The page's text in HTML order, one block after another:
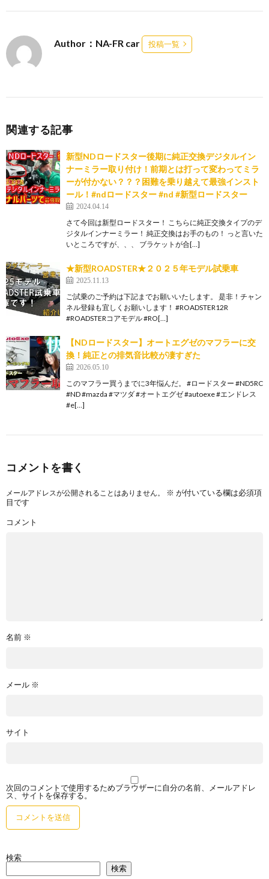
Author：NA-FR car 投稿一覧
関連する記事
新型NDロードスター後期に純正交換デジタルイン
ナーミラー取り付け！前期とは打って変わってミラ
ーが付かない？？？困難を乗り越えて最強インスト
ール！#ndロードスター #nd #新型ロードスター
2024.04.14
さて今回は新型ロードスター！ こちらに純正交換タイプのデ
ジタルインナーミラー！ 純正交換はお手のもの！ っと言いた
いところですが、、、 ブラケットが合[…]
★新型ROADSTER★２０２５年モデル試乗車
2025.11.13
ご試乗のご予約は下記までお願いいたします。 是非！チャン
ネル登録も宜しくお願いします！ #ROADSTER12R
#ROADSTERコアモデル #RO[…]
【NDロードスター】オートエグゼのマフラーに交
換！純正との排気音比較が凄すぎた
2026.05.10
このマフラー買うまでに3年悩んだ。 #ロードスター #ND5RC
#ND #mazda #マツダ #オートエグゼ #autoexe #エンドレス
#e[…]
コメントを書く
メールアドレスが公開されることはありません。 ※ が付いている欄は必須項
目です
コメント
名前 ※
メール ※
サイト
次回のコメントで使用するためブラウザーに自分の名前、メールアドレ
ス、サイトを保存する。
検索
検索